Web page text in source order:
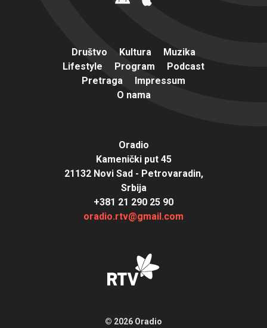
Društvo Kultura
Muzika
Lifestyle
Program
Podcast
Pretraga
Impressum
O nama
Oradio
Kamenički put 45
21132 Novi Sad - Petrovaradin,
Srbija
+381 21 290 25 90
oradio.rtv@gmail.com
© 2026 Oradio